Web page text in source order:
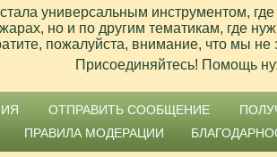
универсальным инструментом,
но и по другим тематикам, где
пожалуйста, внимание, что мы
Присоединяйтесь! Помощь
ОТПРАВИТЬ СООБЩЕНИЕ
ПРАВИЛА МОДЕРАЦИИ